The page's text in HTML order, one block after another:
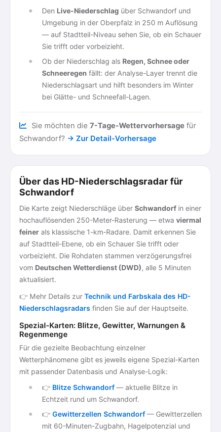
Den Live-Niederschlag über Schwandorf und
Umgebung in der Oberpfalz in 250 m Auflösung
— auf Stadtteil-Niveau sehen Sie, ob ein Schauer
Sie trifft oder vorbeizieht.
Ob der Niederschlag als Regen, Schnee oder
Schneeregen fällt: der Analyse-Layer trennt die
Niederschlagsart und hilft besonders im Winter
bei Glätte- und Schneefall-Lagen.
Sie möchten die 7-Tage-Wettervorhersage für
Schwandorf? → Zur Detail-Vorhersage
Über das HD-Niederschlagsradar für
Schwandorf
Die Karte zeigt Niederschläge über Schwandorf in einer
hochauflösenden 250-Meter-Rasterung — etwa viermal
feiner als klassische 1-km-Radare. Damit erkennen Sie
auf Stadtteil-Ebene, ob ein Schauer Sie trifft oder
vorbeizieht. Die Rohdaten stammen verzögerungsfrei
vom Deutschen Wetterdienst (DWD), alle 5 Minuten
aktualisiert.
👉 Mehr Details zur Technik und Farbskala des HD-
Niederschlagsradars finden Sie auf der Hauptseite.
Spezial-Karten: Blitze, Gewitter, Warnungen &
Regenmenge
Für die gezielte Beobachtung einzelner
Wetterphänomene gibt es jeweils eigene Spezial-Karten
mit passender Datenbasis und Analyse-Logik:
👉 Blitze Schwandorf — aktuelle Blitze in
Echtzeit rund um Schwandorf.
👉 Gewitterzellen Schwandorf — Gewitterzellen
mit 60-Minuten-Zugbahn, Hagelpotenzial und